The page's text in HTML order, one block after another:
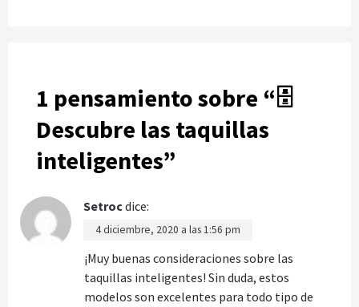
1 pensamiento sobre “🗄
Descubre las taquillas
inteligentes”
Setrocdice:
4 diciembre, 2020 a las 1:56 pm
¡Muy buenas consideraciones sobre las
taquillas inteligentes! Sin duda, estos
modelos son excelentes para todo tipo de